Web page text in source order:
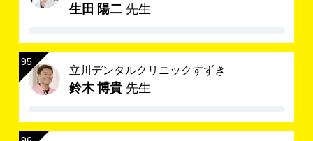
生田 陽二 先生
立川デンタルクリニックすずき
鈴木 博貴 先生